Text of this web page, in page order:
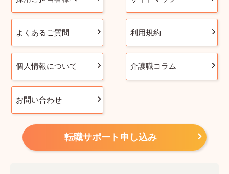
よくあるご質問 利用規約
個人情報について 介護職コラム
お問い合わせ
転職サポート申し込み